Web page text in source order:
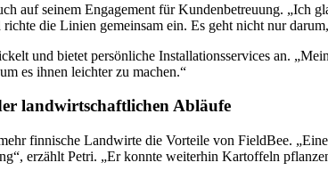
auf seinem Engagement für Kundenbetreuung. „Ich
die Linien gemeinsam ein. Es geht nicht nur
und bietet persönliche Installationsservices an.
es ihnen leichter zu machen.“
landwirtschaftlichen Abläufe
finnische Landwirte die Vorteile von FieldBee.
erzählt Petri. „Er konnte weiterhin Kartoffeln